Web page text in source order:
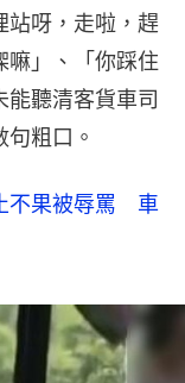
站呀，走啦，趕
嘛」、「你踩住
聽清客貨車司
粗口。
不果被辱罵 車